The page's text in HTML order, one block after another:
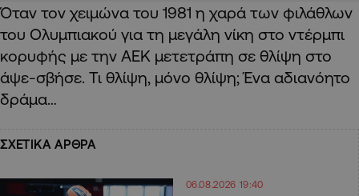
Όταν τον χειμώνα του 1981 η χαρά των φιλάθλων
του Ολυμπιακού για τη μεγάλη νίκη στο ντέρμπι
κορυφής με την ΑΕΚ μετετράπη σε θλίψη στο
άψε-σβήσε. Τι θλίψη, μόνο θλίψη; Ένα αδιανόητο
δράμα…
ΣΧΕΤΙΚΑ ΑΡΘΡΑ
06.08.2026 19:40